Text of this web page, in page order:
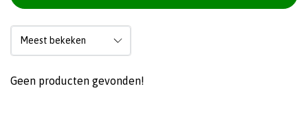
Geen producten gevonden!